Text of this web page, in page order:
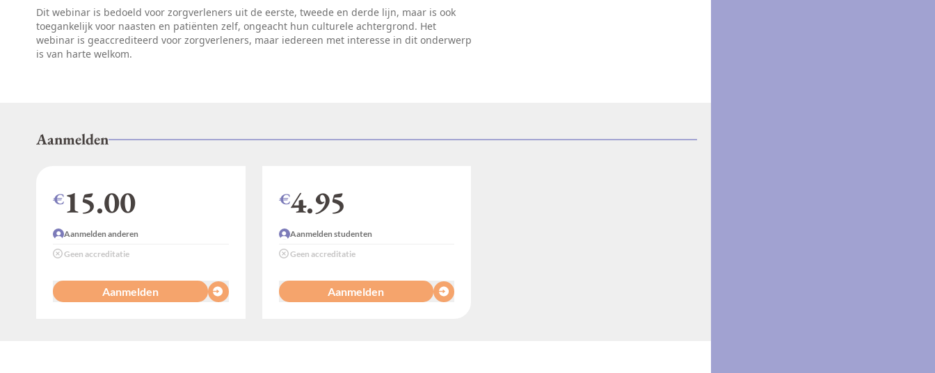
Dit webinar is bedoeld voor zorgverleners uit de eerste, tweede en derde lijn, maar is ook
toegankelijk voor naasten en patiënten zelf, ongeacht hun culturele achtergrond. Het
webinar is geaccrediteerd voor zorgverleners, maar iedereen met interesse in dit onderwerp
is van harte welkom.
Aanmelden
€15.00
Aanmelden anderen
Geen accreditatie
Aanmelden
€4.95
Aanmelden studenten
Geen accreditatie
Aanmelden